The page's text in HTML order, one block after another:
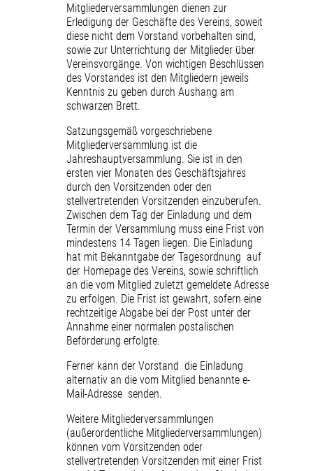
Mitgliederversammlungen dienen zur
Erledigung der Geschäfte des Vereins, soweit
diese nicht dem Vorstand vorbehalten sind,
sowie zur Unterrichtung der Mitglieder über
Vereinsvorgänge. Von wichtigen Beschlüssen
des Vorstandes ist den Mitgliedern jeweils
Kenntnis zu geben durch Aushang am
schwarzen Brett.
Satzungsgemäß vorgeschriebene
Mitgliederversammlung ist die
Jahreshauptversammlung. Sie ist in den
ersten vier Monaten des Geschäftsjahres
durch den Vorsitzenden oder den
stellvertretenden Vorsitzenden einzuberufen.
Zwischen dem Tag der Einladung und dem
Termin der Versammlung muss eine Frist von
mindestens 14 Tagen liegen. Die Einladung
hat mit Bekanntgabe der Tagesordnung auf
der Homepage des Vereins, sowie schriftlich
an die vom Mitglied zuletzt gemeldete Adresse
zu erfolgen. Die Frist ist gewahrt, sofern eine
rechtzeitige Abgabe bei der Post unter der
Annahme einer normalen postalischen
Beförderung erfolgte.
Ferner kann der Vorstand die Einladung
alternativ an die vom Mitglied benannte e-
Mail-Adresse senden.
Weitere Mitgliederversammlungen
(außerordentliche Mitgliederversammlungen)
können vom Vorsitzenden oder
stellvertretenden Vorsitzenden mit einer Frist